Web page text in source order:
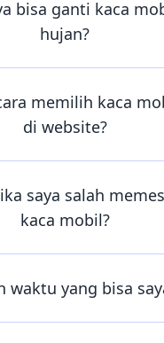
bisa ganti kaca
hujan?
memilih kaca
di website?
saya salah
kaca mobil?
waktu yang bisa